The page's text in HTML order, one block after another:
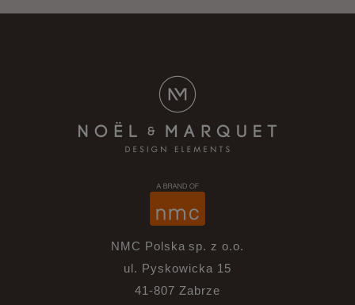
NMC Polska sp. z o.o.
ul. Pyskowicka 15
41-807 Zabrze